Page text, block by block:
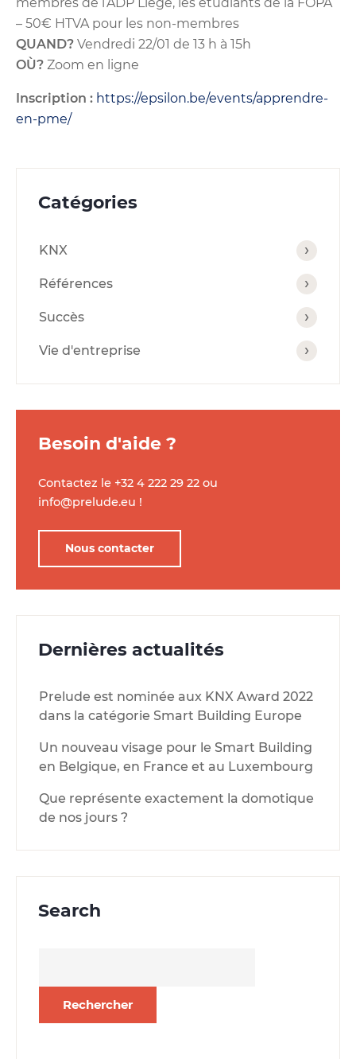
– 50€ HTVA pour les non-membres
QUAND? Vendredi 22/01 de 13 h à 15h
OÙ? Zoom en ligne
Inscription : https://epsilon.be/events/apprendre-
en-pme/
Catégories
KNX
Références
Succès
Vie d'entreprise
Besoin d'aide ?
Contactez le +32 4 222 29 22 ou
info@prelude.eu !
Nous contacter
Dernières actualités
Prelude est nominée aux KNX Award 2022
dans la catégorie Smart Building Europe
Un nouveau visage pour le Smart Building
en Belgique, en France et au Luxembourg
Que représente exactement la domotique
de nos jours ?
Search